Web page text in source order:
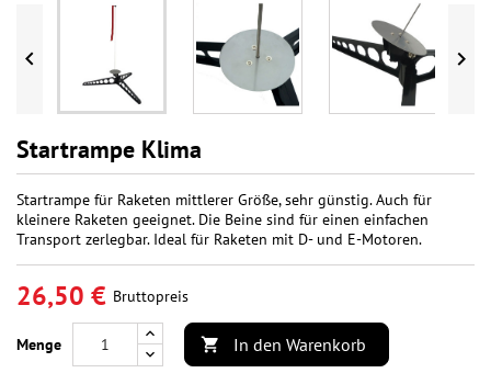
 
Startrampe Klima
Startrampe für Raketen mittlerer Größe, sehr günstig. Auch für
kleinere Raketen geeignet. Die Beine sind für einen einfachen
Transport zerlegbar. Ideal für Raketen mit D- und E-Motoren.
26,50 € Bruttopreis
Menge  In den Warenkorb